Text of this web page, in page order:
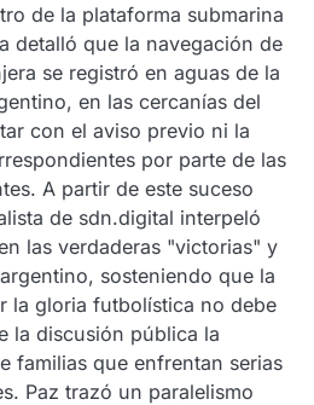
de la plataforma submarina
detalló que la navegación de
se registró en aguas de la
en las cercanías del
con el aviso previo ni la
por parte de las
A partir de este suceso
de sdn.digital interpeló
las verdaderas "victorias" y
sosteniendo que la
la gloria futbolística no debe
la discusión pública la
familias que enfrentan serias
Paz trazó un paralelismo